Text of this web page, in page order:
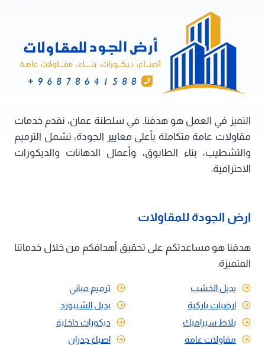
التميز في العمل هو هدفنا. في سلطنة عمان، نقدم خدمات
مقاولات عامة متكاملة بأعلى معايير الجودة، تشمل الترميم
والتشطيب، بناء الطابوق، وأعمال الدهانات والديكورات
الاحترافية.
ارض الجودة للمقاولات
هدفنا هو مساعدتكم على تحقيق أهدافكم من خلال خدماتنا
المتميزة.
بديل الخشب
ترميم مباني
ارضيات باركية
بديل الشيبورد
بلاط سيراميك
ديكورات داخلية
مقاولات عامة
اصباغ جدران